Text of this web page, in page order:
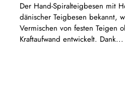
Der Hand-Spiralteigbesen mit
dänischer Teigbesen bekannt,
Vermischen von festen Teigen
Kraftaufwand entwickelt. Dank...